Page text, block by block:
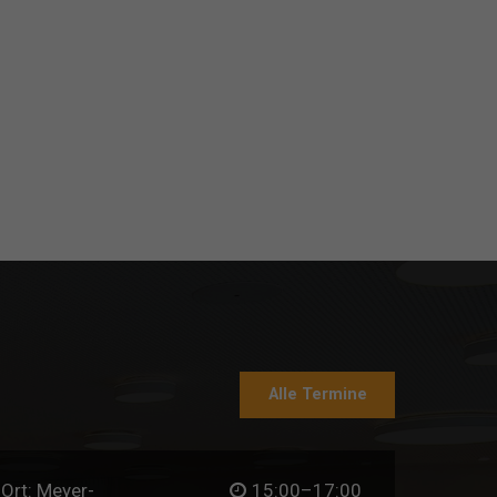
Alle Termine
Ort: Meyer- 15:00–17:00